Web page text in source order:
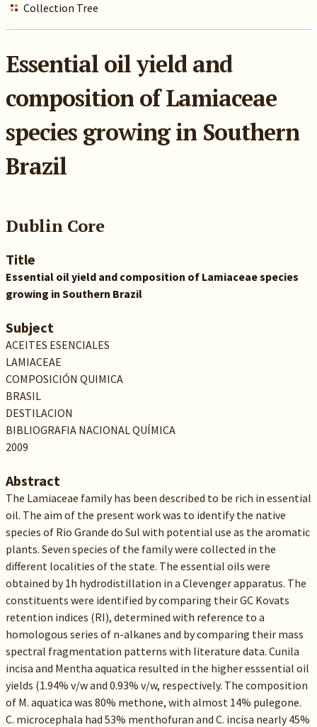
Collection Tree
Essential oil yield and
composition of Lamiaceae
species growing in Southern
Brazil
Dublin Core
Title
Essential oil yield and composition of Lamiaceae species
growing in Southern Brazil
Subject
ACEITES ESENCIALES
LAMIACEAE
COMPOSICIÓN QUIMICA
BRASIL
DESTILACION
BIBLIOGRAFIA NACIONAL QUÍMICA
2009
Abstract
The Lamiaceae family has been described to be rich in essential
oil. The aim of the present work was to identify the native
species of Rio Grande do Sul with potential use as the aromatic
plants. Seven species of the family were collected in the
different localities of the state. The essential oils were
obtained by 1h hydrodistillation in a Clevenger apparatus. The
constituents were identified by comparing their GC Kovats
retention indices (RI), determined with reference to a
homologous series of n-alkanes and by comparing their mass
spectral fragmentation patterns with literature data. Cunila
incisa and Mentha aquatica resulted in the higher esssential oil
yields (1.94% v/w and 0.93% v/w, respectively. The composition
of M. aquatica was 80% methone, with almost 14% pulegone.
C. microcephala had 53% menthofuran and C. incisa nearly 45%